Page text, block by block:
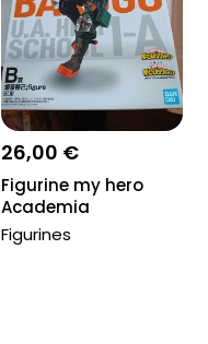
26,00 €
Figurine my hero
Academia
Figurines